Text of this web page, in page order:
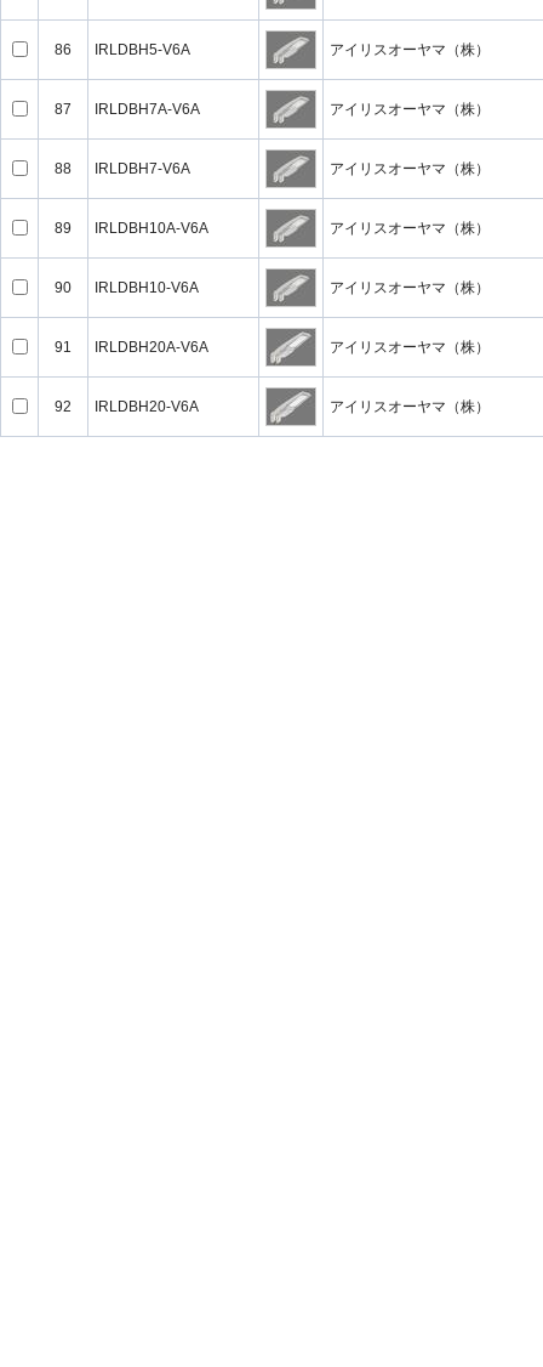
86 IRLDBH5-V6A アイリスオーヤマ（株）
87 IRLDBH7A-V6A アイリスオーヤマ（株）
88 IRLDBH7-V6A アイリスオーヤマ（株）
89 IRLDBH10A-V6A アイリスオーヤマ（株）
90 IRLDBH10-V6A アイリスオーヤマ（株）
91 IRLDBH20A-V6A アイリスオーヤマ（株）
92 IRLDBH20-V6A アイリスオーヤマ（株）